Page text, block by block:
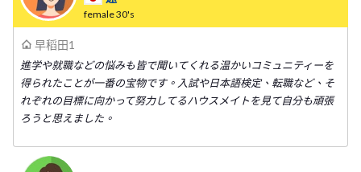
female30's
早稻田1
進学や就職などの悩みも皆で聞いてくれる温かいコミュニティーを
得られたことが一番の宝物です。入試や日本語検定、転職など、そ
れぞれの目標に向かって努力してるハウスメイトを見て自分も頑張
ろうと思えました。